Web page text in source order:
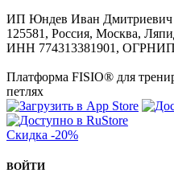
ИП Юндев Иван Дмитриевич
125581, Россия, Москва,
ИНН 774313381901, ОГРНИП
Платформа FISIO® для
петлях
Скидка -20%
ВОЙТИ